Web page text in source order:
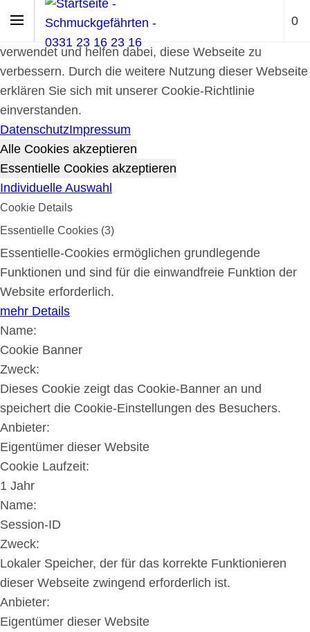
Cookie-Richtlinie
Cookies werden zur Benutzerführung und Webanalyse
verwendet und helfen dabei, diese Webseite zu
verbessern. Durch die weitere Nutzung dieser Webseite
erklären Sie sich mit unserer Cookie-Richtlinie
einverstanden.
DatenschutzImpressum
Alle Cookies akzeptieren
Essentielle Cookies akzeptieren
Individuelle Auswahl
Cookie Details
Essentielle Cookies (3)
Essentielle-Cookies ermöglichen grundlegende
Funktionen und sind für die einwandfreie Funktion der
Website erforderlich.
mehr Details
Name:
Cookie Banner
Zweck:
Dieses Cookie zeigt das Cookie-Banner an und
speichert die Cookie-Einstellungen des Besuchers.
Anbieter:
Eigentümer dieser Website
Cookie Laufzeit:
1 Jahr
Name:
Session-ID
Zweck:
Lokaler Speicher, der für das korrekte Funktionieren
dieser Webseite zwingend erforderlich ist.
Anbieter:
Eigentümer dieser Website
0